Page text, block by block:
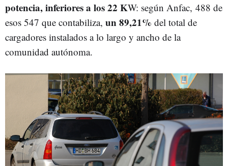
potencia, inferiores a los 22 KW: según Anfac, 488 de
esos 547 que contabiliza, un 89,21% del total de
cargadores instalados a lo largo y ancho de la
comunidad autónoma.